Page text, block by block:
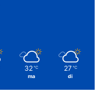
32 ℃
ma
27 ℃
di